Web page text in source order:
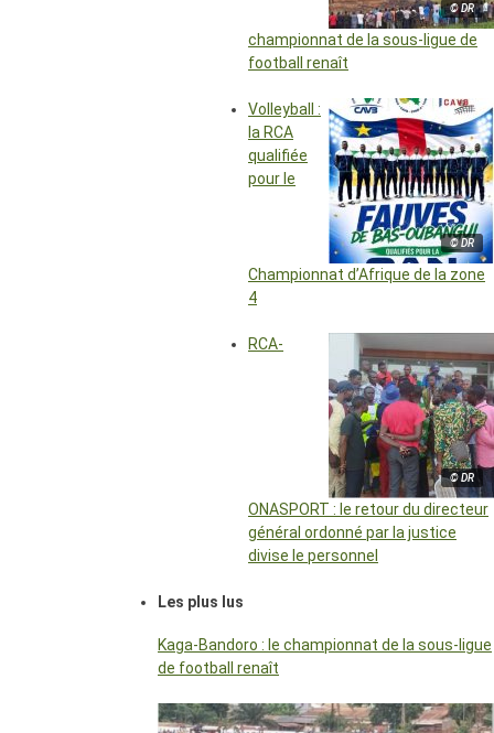
© DR
championnat de la sous-ligue de
football renaît
© DR
Volleyball :
la RCA
qualifiée
pour le
Championnat d’Afrique de la zone
4
© DR
RCA-
ONASPORT : le retour du directeur
général ordonné par la justice
divise le personnel
Les plus lus
Kaga-Bandoro : le championnat de la sous-ligue
de football renaît